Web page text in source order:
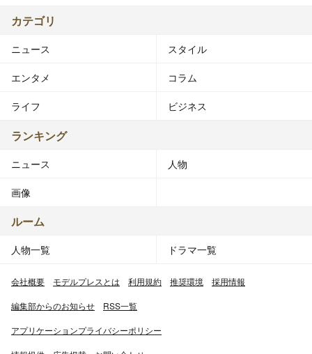
カテゴリ
ニュース スタイル
エンタメ コラム
ライフ ビジネス
ランキング
ニュース 人物
画像
ルーム
人物一覧 ドラマ一覧
会社概要 モデルプレスとは 利用規約 推奨環境 採用情報
編集部からのお知らせ RSS一覧
アプリケーションプライバシーポリシー